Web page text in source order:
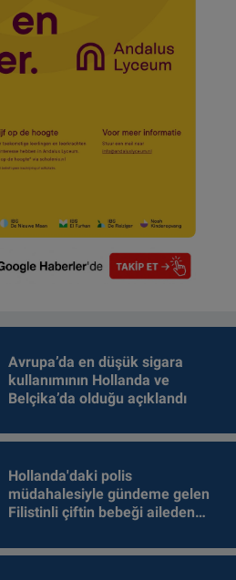
Avrupa’da en düşük sigara
kullanımının Hollanda ve
Belçika’da olduğu açıklandı
Hollanda'daki polis
müdahalesiyle gündeme gelen
Filistinli çiftin bebeği aileden